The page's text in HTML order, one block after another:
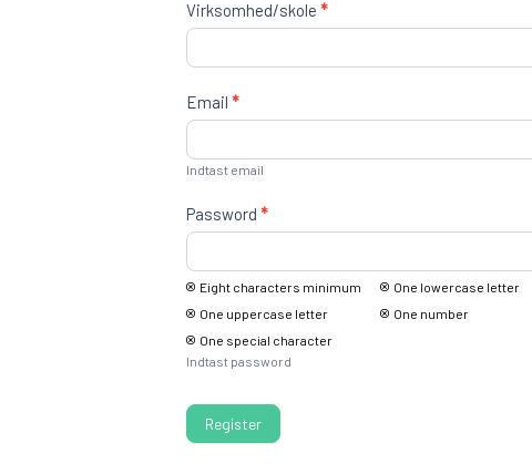
Virksomhed/skole*
Email*
Indtast email
Password*
Eight characters minimum
One lowercase letter
One uppercase letter
One number
One special character
Indtast password
Register